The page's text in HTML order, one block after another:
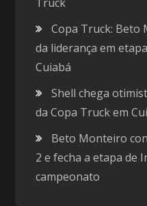
Copa Truck: Beto
da liderança em
Cuiabá
Shell chega
da Copa Truck em
Beto Monteiro
2 e fecha a etapa de
campeonato